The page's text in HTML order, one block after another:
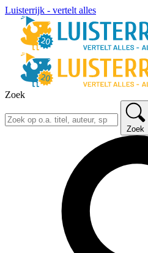
Luisterrijk - vertelt alles
Zoek
Zoek